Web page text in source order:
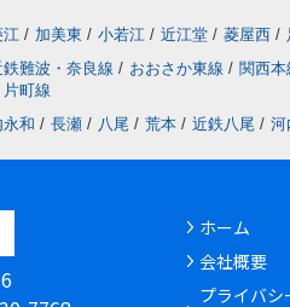
江 / 加美東 / 小若江 / 近江堂 / 菱屋西 /
鉄難波・奈良線 / おおさか東線 / 関西本
片町線
永和 / 長瀬 / 八尾 / 荒本 / 近鉄八尾 / 河
ホーム
会社概要
プライバシ